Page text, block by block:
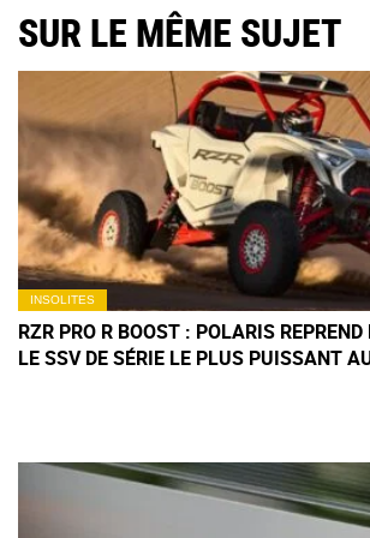
SUR LE MÊME SUJET
INSOLITES
RZR PRO R BOOST : POLARIS REPREND
LE SSV DE SÉRIE LE PLUS PUISSANT